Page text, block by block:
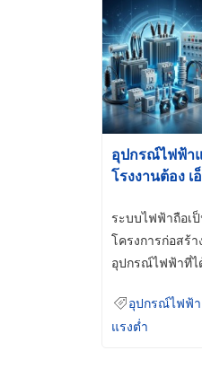
อุปกรณ์ไฟฟ้า
โรงงานต้อง
ระบบไฟฟ้าถือเ
โครงการก่อสร้
อุปกรณ์ไฟฟ้าที่
อุปกรณ์ไฟฟ้า
แรงต่ำ